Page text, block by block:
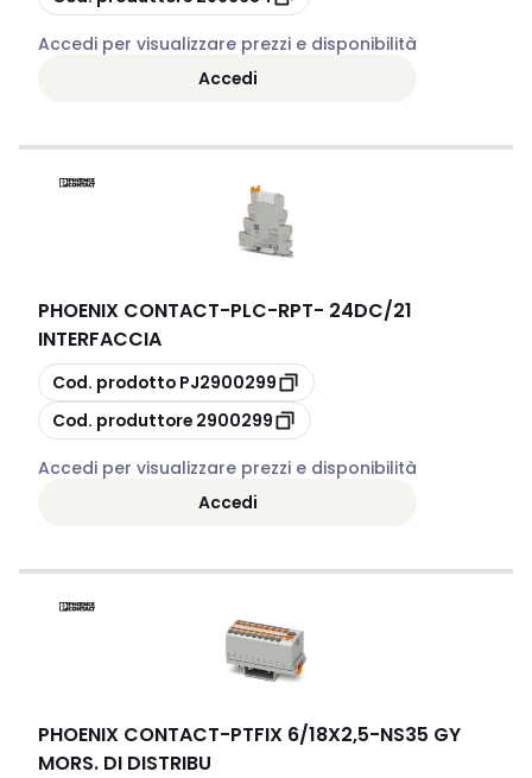
Accedi per visualizzare prezzi e disponibilità
Accedi
PHOENIX CONTACT-PLC-RPT- 24DC/21
INTERFACCIA
copia
Cod. prodotto PJ2900299
copia
Cod. produttore 2900299
Accedi per visualizzare prezzi e disponibilità
Accedi
PHOENIX CONTACT-PTFIX 6/18X2,5-NS35 GY
MORS. DI DISTRIBU